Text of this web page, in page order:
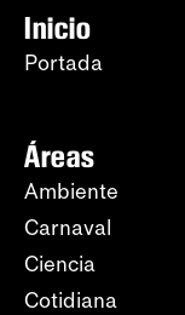
Inicio
Portada
Áreas
Ambiente
Carnaval
Ciencia
Cotidiana